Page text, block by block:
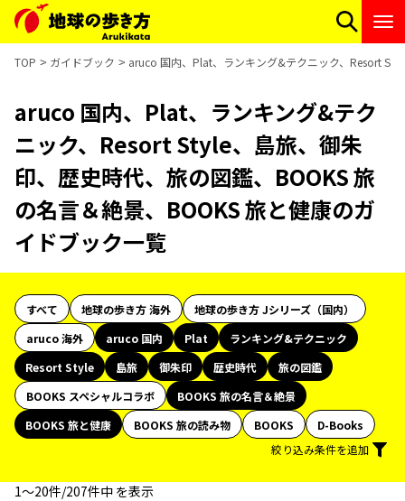
TOP ガイドブック aruco 国内、Plat、ランキング&テクニック、Resort
aruco 国内、Plat、ランキング&テク
ニック、Resort Style、島旅、御朱
印、歴史時代、旅の図鑑、BOOKS 旅
の名言＆絶景、BOOKS 旅と健康のガ
イドブック一覧
すべて 地球の歩き方 海外
地球の歩き方 Jシリーズ（国内）
aruco 海外
aruco 国内 Plat
ランキング&テクニック
Resort Style
島旅 御朱印 歴史時代
旅の図鑑
BOOKS スペシャルコラボ
BOOKS 旅の名言＆絶景
BOOKS 旅と健康
BOOKS 旅の読み物 BOOKS
D-Books
絞り込み条件を追加
1〜20件/207件中 を表示